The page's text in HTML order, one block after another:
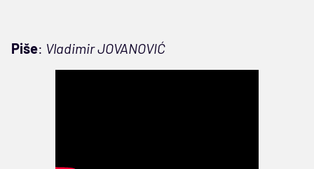
Piše: Vladimir JOVANOVIĆ